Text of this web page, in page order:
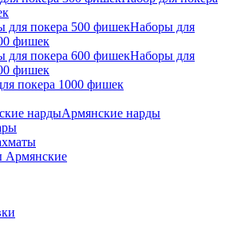
Наборы для
фишек
Наборы для
фишек
покера 1000 фишек
Армянские нарды